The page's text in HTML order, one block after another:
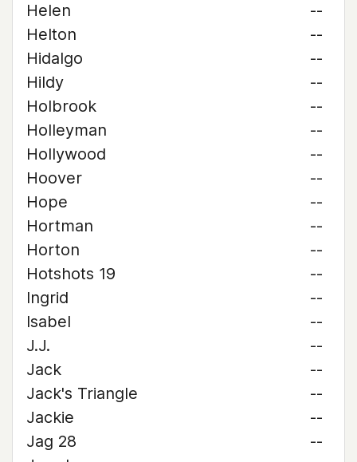
Helen
--
Helton
--
Hidalgo
--
Hildy
--
Holbrook
--
Holleyman
--
Hollywood
--
Hoover
--
Hope
--
Hortman
--
Horton
--
Hotshots 19
--
Ingrid
--
Isabel
--
J.J.
--
Jack
--
Jack's Triangle
--
Jackie
--
Jag 28
--